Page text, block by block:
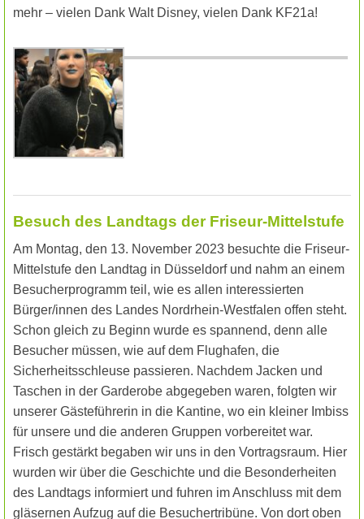
mehr – vielen Dank Walt Disney, vielen Dank KF21a!
Besuch des Landtags der Friseur-Mittelstufe
Am Montag, den 13. November 2023 besuchte die Friseur-
Mittelstufe den Landtag in Düsseldorf und nahm an einem
Besucherprogramm teil, wie es allen interessierten
Bürger/innen des Landes Nordrhein-Westfalen offen steht.
Schon gleich zu Beginn wurde es spannend, denn alle
Besucher müssen, wie auf dem Flughafen, die
Sicherheitsschleuse passieren. Nachdem Jacken und
Taschen in der Garderobe abgegeben waren, folgten wir
unserer Gästeführerin in die Kantine, wo ein kleiner Imbiss
für unsere und die anderen Gruppen vorbereitet war.
Frisch gestärkt begaben wir uns in den Vortragsraum. Hier
wurden wir über die Geschichte und die Besonderheiten
des Landtags informiert und fuhren im Anschluss mit dem
gläsernen Aufzug auf die Besuchertribüne. Von dort oben